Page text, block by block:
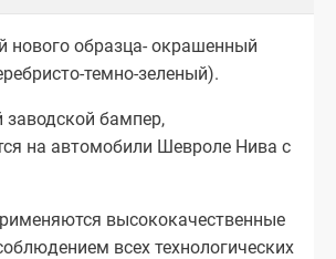
нового образца- окрашенный
темно-зеленый).
бампер,
на автомобили Шевроле Нива с
высококачественные
всех технологических